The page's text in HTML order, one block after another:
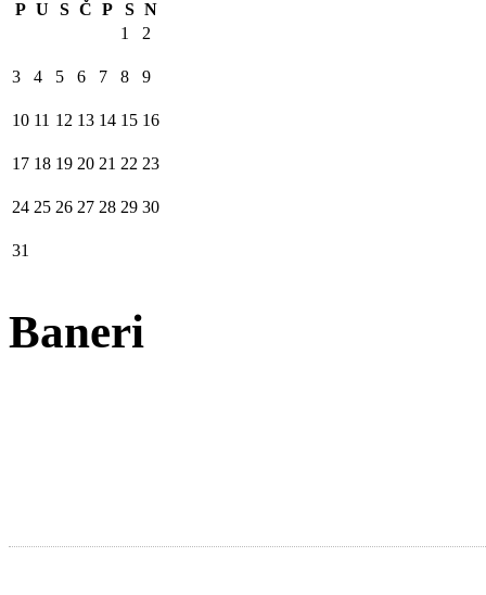
P U S Č P S N
1
2
3 4 5 6 7 8 9
10 11 12 13 14 15 16
17 18 19 20 21 22 23
24 25 26 27 28 29 30
31
Baneri